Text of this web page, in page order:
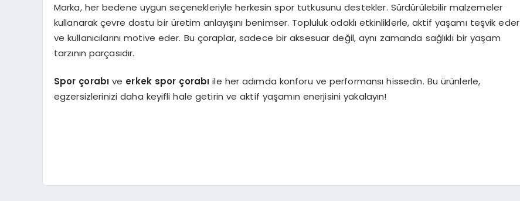
Marka, her bedene uygun seçenekleriyle herkesin spor tutkusunu destekler. Sürdürülebilir malzemeler
kullanarak çevre dostu bir üretim anlayışını benimser. Topluluk odaklı etkinliklerle, aktif yaşamı teşvik eder
ve kullanıcılarını motive eder. Bu çoraplar, sadece bir aksesuar değil, aynı zamanda sağlıklı bir yaşam
tarzının parçasıdır.
Spor çorabı ve erkek spor çorabı ile her adımda konforu ve performansı hissedin. Bu ürünlerle,
egzersizlerinizi daha keyifli hale getirin ve aktif yaşamın enerjisini yakalayın!